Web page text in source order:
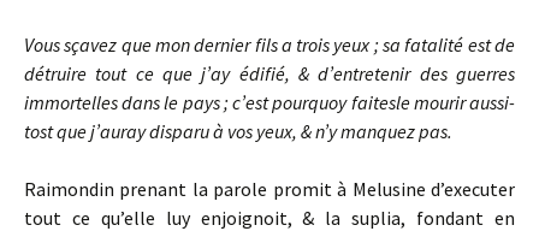
Vous sçavez que mon dernier fils a trois yeux ; sa fatalité est de
détruire tout ce que j’ay édifié, & d’entretenir des guerres
immortelles dans le pays ; c’est pourquoy faitesle mourir aussi-
tost que j’auray disparu à vos yeux, & n’y manquezpas.
Raimondin prenant la parole promit à Melusine d’executer
tout ce qu’elle luy enjoignoit, & la suplia, fondant en